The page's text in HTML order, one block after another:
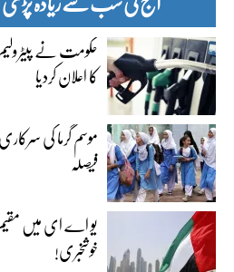
حکومت نے
کا اعلان کردیا
موسم گرما کی
فیصلہ
یو اے ای میں
خوشخبری!